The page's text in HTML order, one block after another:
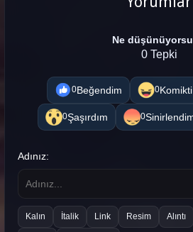
Ne
0 Tepki
0Beğendim 0Komikti
0Şaşırdım 0
Adınız:
Kalın İtalik Link Resim Alıntı